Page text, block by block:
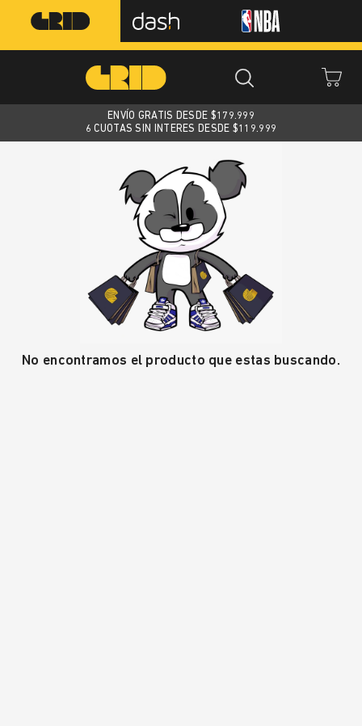
ENVÍO GRATIS DESDE $179.999
6 CUOTAS SIN INTERES DESDE $119.999
No encontramos el producto que estas buscando.